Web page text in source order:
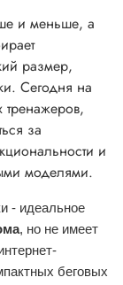
и меньше, а
размер,
Сегодня на
тренажеров,
за
и
моделями.
- идеальное
, но не имеет
беговых